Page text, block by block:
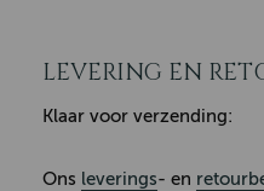
LEVERING EN
Klaar voor verzending:
Ons leverings- en